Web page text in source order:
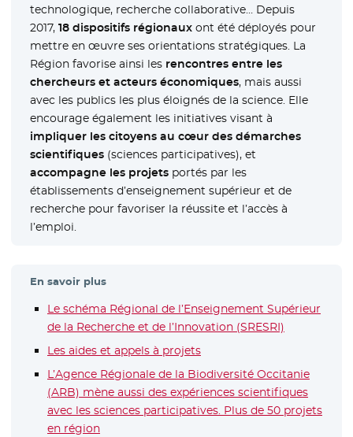
technologique, recherche collaborative… Depuis
2017,18 dispositifs régionaux ont été déployés pour
mettre en œuvre ses orientations stratégiques. La
Région favorise ainsi les rencontres entre les
chercheurs et acteurs économiques, mais aussi
avec les publics les plus éloignés de la science. Elle
encourage également les initiatives visant à
impliquer les citoyens au cœur des démarches
scientifiques (sciences participatives), et
accompagne les projets portés par les
établissements d’enseignement supérieur et de
recherche pour favoriser la réussite et l’accès à
l’emploi.
En savoir plus
Le schéma Régional de l’Enseignement Supérieur
de la Recherche et de l’Innovation (SRESRI)
Les aides et appels à projets
L’Agence Régionale de la Biodiversité Occitanie
(ARB) mène aussi des expériences scientifiques
avec les sciences participatives. Plus de 50 projets
en région- Nouvelle fenêtre